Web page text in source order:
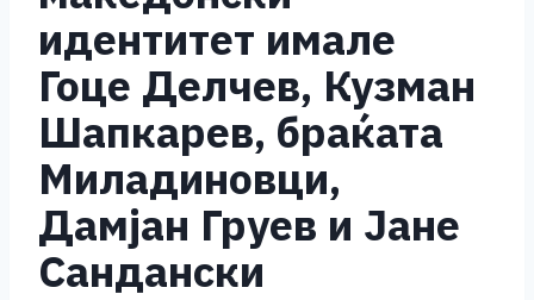
идентитет имале
Гоце Делчев, Кузман
Шапкарев, браќата
Миладиновци,
Дамјан Груев и Јане
Сандански